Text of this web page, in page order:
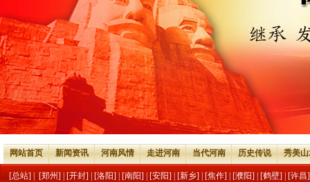
网站首页 新闻资讯 河南风情 走进河南 当代河南 历史传说 秀美
[总站] [郑州] [开封] [洛阳] [南阳] [安阳] [新乡] [焦作] [濮阳] [鹤壁] [许昌]